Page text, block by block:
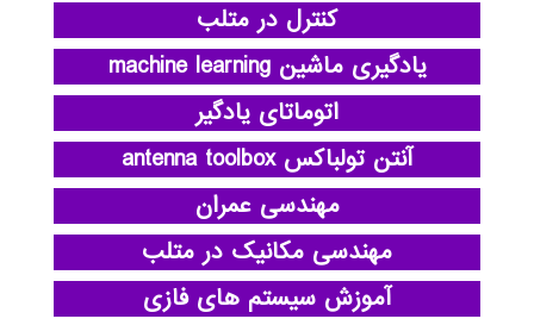
کنترل در متلب
یادگیری ماشین machine learning
اتوماتای یادگیر
آنتن تولباکس antenna toolbox
مهندسی عمران
مهندسی مکانیک در متلب
آموزش سیستم های فازی